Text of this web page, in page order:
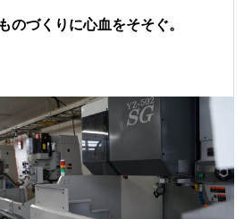
のづくりに心血をそそぐ。